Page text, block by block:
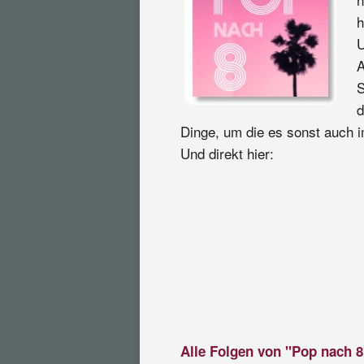
Dinge, um die es sonst auch
Und direkt hier:
Alle Folgen von "Pop nach